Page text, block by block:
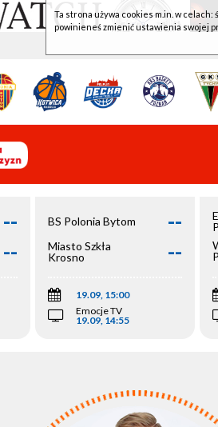
--
--
BS Polonia Bytom --
Miasto Szkła
Krosno
--
19.09, 15:00
Emocje TV
19.09, 14:55
Ta strona używa cookies m.in. w
powinieneś zmienić ustawienia swojej